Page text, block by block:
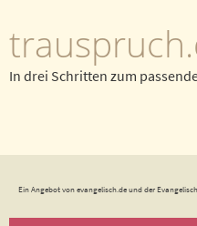
In drei Schritten zum
Ein Angebot von evangelisch.de und der